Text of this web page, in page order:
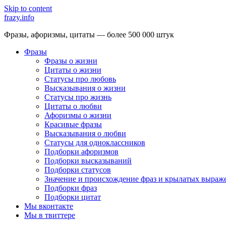
Skip to content
frazy.info
Фразы, афоризмы, цитаты — более 500 000 штук
Фразы
Фразы о жизни
Цитаты о жизни
Статусы про любовь
Высказывания о жизни
Статусы про жизнь
Цитаты о любви
Афоризмы о жизни
Красивые фразы
Высказывания о любви
Статусы для одноклассников
Подборки афоризмов
Подборки высказываний
Подборки статусов
Значение и происхождение фраз и крылатых
Подборки фраз
Подборки цитат
Мы вконтакте
Мы в твиттере